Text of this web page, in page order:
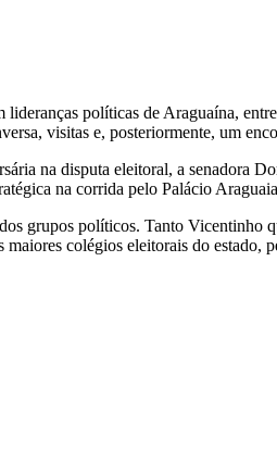
políticas de Araguaína,
visitas e, posteriormente, um
na disputa eleitoral, a senadora
na corrida pelo Palácio
grupos políticos. Tanto
colégios eleitorais do